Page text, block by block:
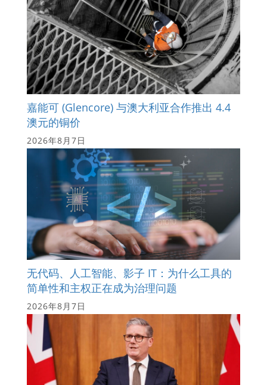
嘉能可 (Glencore) 与澳大利亚合作推出 4.4
澳元的铜价
2026年8月7日
无代码、人工智能、影子 IT：为什么工具的
简单性和主权正在成为治理问题
2026年8月7日